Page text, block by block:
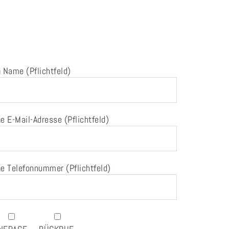
Name (Pflichtfeld)
E-Mail-Adresse (Pflichtfeld)
Telefonnummer (Pflichtfeld)